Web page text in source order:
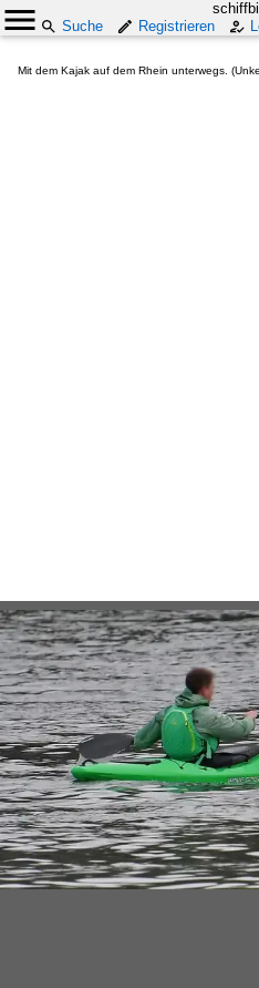
Suche
Registrieren
Mit dem Kajak auf dem Rhein unterwegs.